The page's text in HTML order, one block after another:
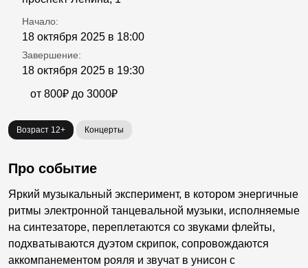
Начало:
18 октября 2025 в 18:00
Завершение:
18 октября 2025 в 19:30
от 800₽ до 3000₽
Возраст 12+ Концерты
Про событие
Яркий музыкальный эксперимент, в котором энергичные
ритмы электронной танцевальной музыки, исполняемые
на синтезаторе, переплетаются со звуками флейты,
подхватываются дуэтом скрипок, сопровождаются
аккомпанементом рояля и звучат в унисон с